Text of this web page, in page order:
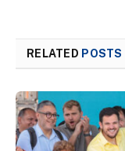
RELATED POSTS